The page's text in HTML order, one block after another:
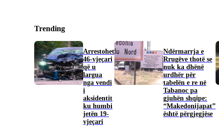
Trending
Arrestohet
46-vjeçari
që u
largua
nga vendi
i
aksidentit
ku humbi
jetën 19-
vjeçari
Ndërmarrja e
Rrugëve thotë se
nuk ka dhënë
urdhër për
tabelën e re në
Tabanoc pa
gjuhën shqipe:
“Makedonijapat”
është përgjegjëse